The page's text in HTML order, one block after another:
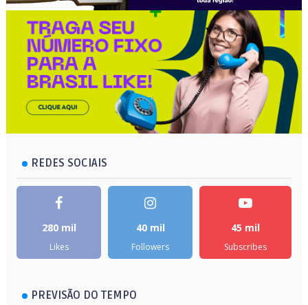
REDES SOCIAIS
280 mil
Likes
40 mil
Followers
45 mil
Subscribes
PREVISÃO DO TEMPO